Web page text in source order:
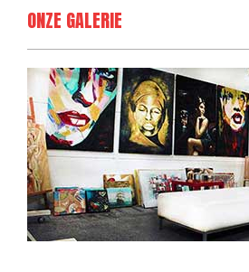
ONZE GALERIE